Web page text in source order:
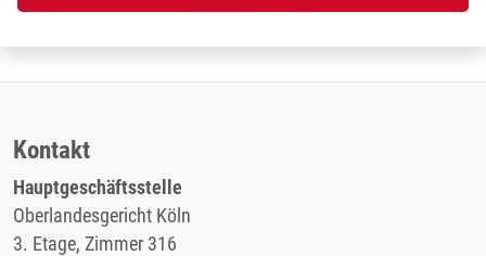
Kontakt
Hauptgeschäftsstelle
Oberlandesgericht Köln
3. Etage, Zimmer 316